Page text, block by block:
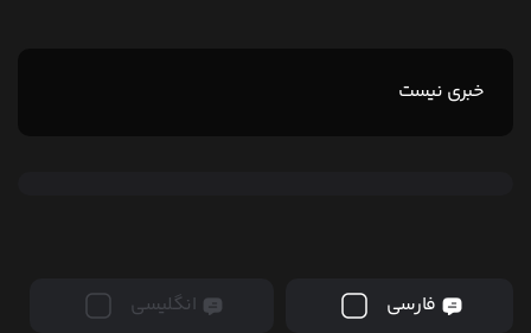
خبری نیست
فارسی انگلیسی